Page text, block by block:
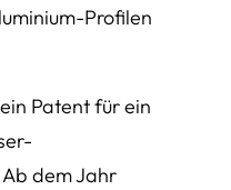
Profilen
Patent für ein
dem Jahr